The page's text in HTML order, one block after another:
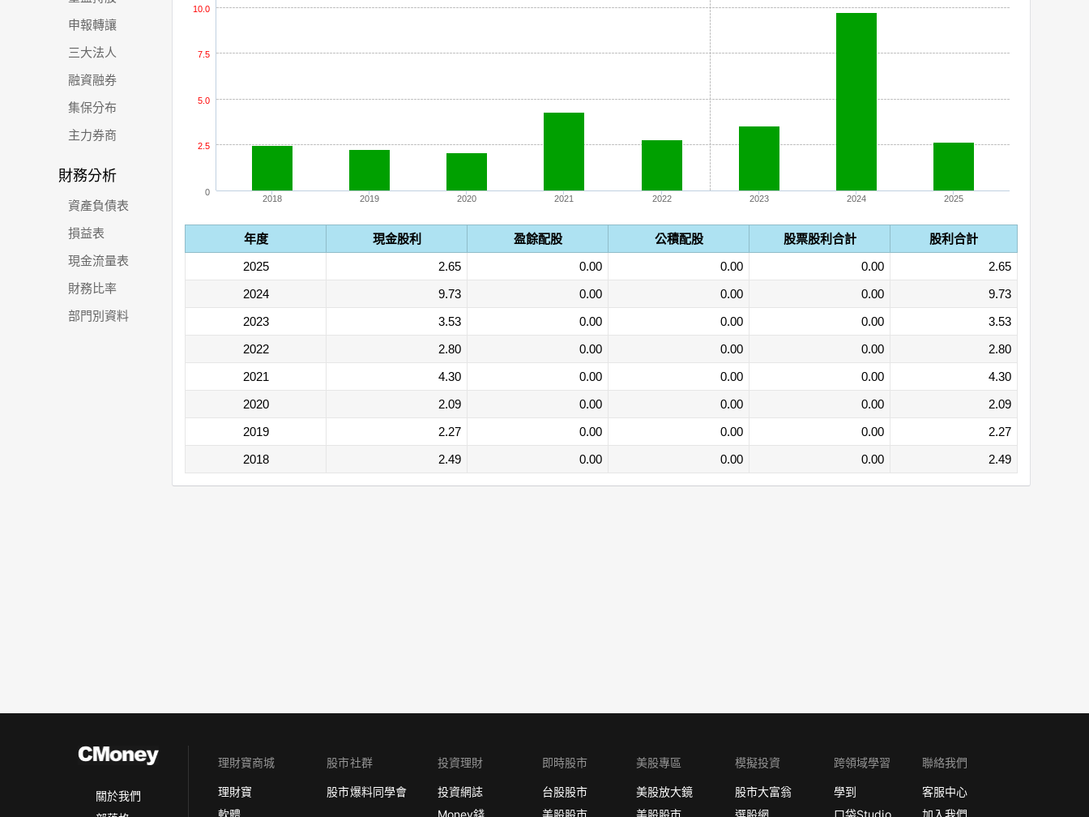
申報轉讓
三大法人
融資融券
集保分布
主力券商
財務分析
資產負債表
損益表
現金流量表
財務比率
部門別資料
2018 2019 2020 2021 2022 2023 2024 2025
0
2.5
5.0
7.5
10.0
年度 現金股利 盈餘配股 公積配股 股票股利合計
股利合計
2025
2.65 0.00 0.00 0.00
2.65
2024
9.73 0.00 0.00 0.00
9.73
2023
3.53 0.00 0.00 0.00
3.53
2022
2.80 0.00 0.00 0.00
2.80
2021
4.30 0.00 0.00 0.00
4.30
2020
2.09 0.00 0.00 0.00
2.09
2019
2.27 0.00 0.00 0.00
2.27
2018
2.49 0.00 0.00 0.00 2.49
關於我們
理財寶商城
理財寶
軟體
股市社群
股市爆料同學會
投資理財
投資網誌
Money錢
即時股市
台股股市
美股股市
美股專區
美股放大鏡
美股股市
模擬投資
股市大富翁
選股網
跨領域學習
學到
口袋Studio
聯絡我們
客服中心
加入我們